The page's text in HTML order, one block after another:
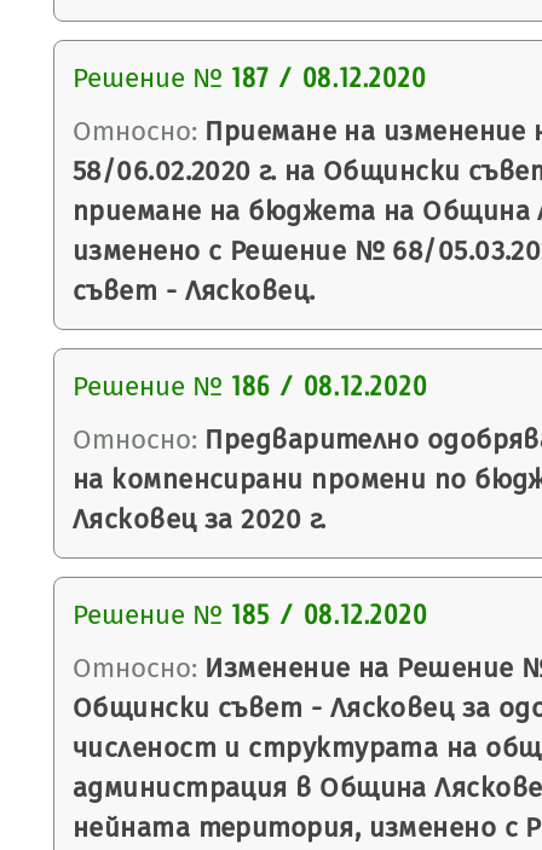
Решение № 187 / 08.12.2020
Относно: Приемане на
58/06.02.2020 г. на Общински
приемане на бюджета на Община
изменено с Решение № 68/
съвет - Лясковец.
Решение № 186 / 08.12.2020
Относно: Предварително
на компенсирани промени по
Лясковец за 2020 г.
Решение № 185 / 08.12.2020
Относно: Изменение на Решение №
Общински съвет - Лясковец за
численост и структурата на
администрация в Община
нейната територия, изменено с